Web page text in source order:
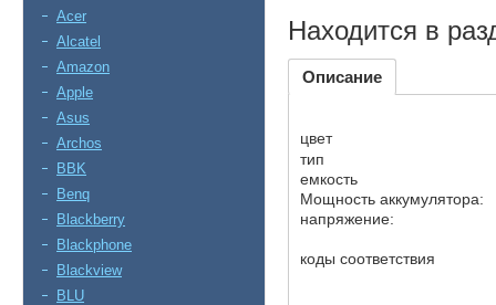
Acer
Alcatel
Amazon
Apple
Asus
Archos
BBK
Benq
Blackberry
Blackphone
Blackview
BLU
Находится в
Описание
цвет
тип
емкость
Мощность аккумулятора:
напряжение:
коды соответствия